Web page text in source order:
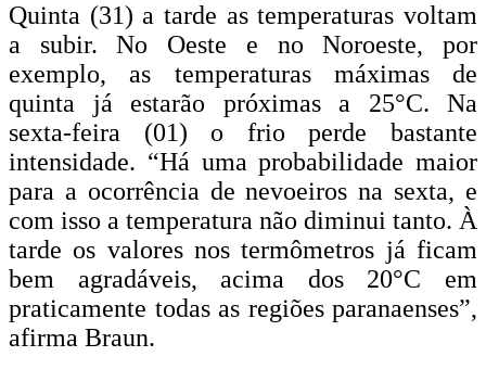
Quinta (31) a tarde as temperaturas voltam
a subir. No Oeste e no Noroeste, por
exemplo, as temperaturas máximas de
quinta já estarão próximas a 25°C. Na
sexta-feira (01) o frio perde bastante
intensidade. “Há uma probabilidade maior
para a ocorrência de nevoeiros na sexta, e
com isso a temperatura não diminui tanto. À
tarde os valores nos termômetros já ficam
bem agradáveis, acima dos 20°C em
praticamente todas as regiões paranaenses”,
afirma Braun.